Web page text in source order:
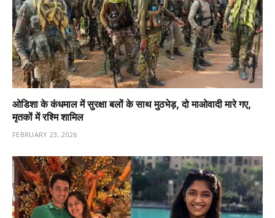
ओडिशा के कंधमाल में सुरक्षा बलों के साथ मुठभेड़, दो माओवादी मारे गए,
मृतकों में रश्मि शामिल
FEBRUARY 23, 2026